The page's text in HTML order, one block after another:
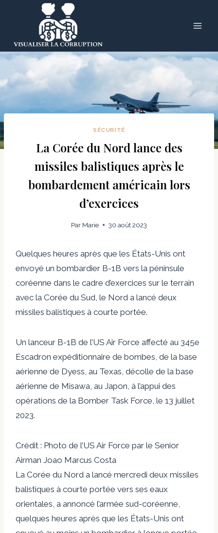
SÉCURITÉ
La Corée du Nord lance des
missiles balistiques après le
bombardement américain lors
d’exercices
Par Marie 30 août 2023
Quelques heures après que les États-Unis ont
envoyé un bombardier B-1B vers la péninsule
coréenne dans le cadre d’exercices sur le terrain
avec la Corée du Sud, le Nord a lancé deux
missiles balistiques à courte portée.
Un lanceur B-1B de l’US Air Force affecté au 345e
Escadron expéditionnaire de bombes, de la base
aérienne de Dyess, au Texas, décolle de la base
aérienne de Misawa, au Japon, à l’appui des
opérations de la Bomber Task Force, le 13 juillet
2023.
Crédit : Photo de l’US Air Force par le Senior
Airman Joao Marcus Costa
La Corée du Nord a lancé mercredi deux missiles
balistiques à courte portée vers ses eaux
orientales, a annoncé l’armée sud-coréenne,
quelques heures après que les États-Unis ont